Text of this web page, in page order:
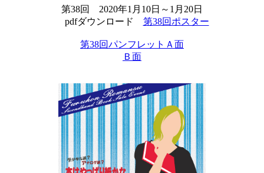
第38回 2020年1月10日～1月20日
pdfダウンロード 第38回ポスター
第38回パンフレットＡ面
Ｂ面